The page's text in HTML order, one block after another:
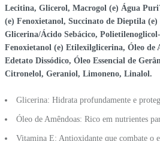
Lecitina, Glicerol, Macrogol (e) Água
(e) Fenoxietanol, Succinato de Dieptila
Glicerina/Ácido Sebácico,
Fenoxietanol (e) Etilexilglicerina, Óleo de
Edetato Dissódico, Óleo Essencial de
Citronelol, Geraniol, Limoneno, Linalol.
Glicerina: Hidrata profundamente e
Óleo de Amêndoas: Rico em nutrientes
Vitamina E: Antioxidante que combate o